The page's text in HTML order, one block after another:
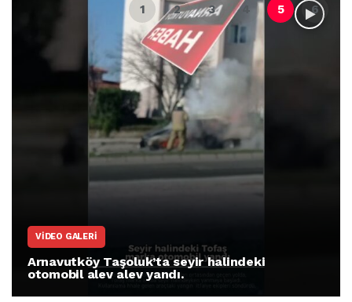
VIDEO GALERI
Arnavutköy Taşoluk’ta seyir halindeki
otomobil alev alev yandı.